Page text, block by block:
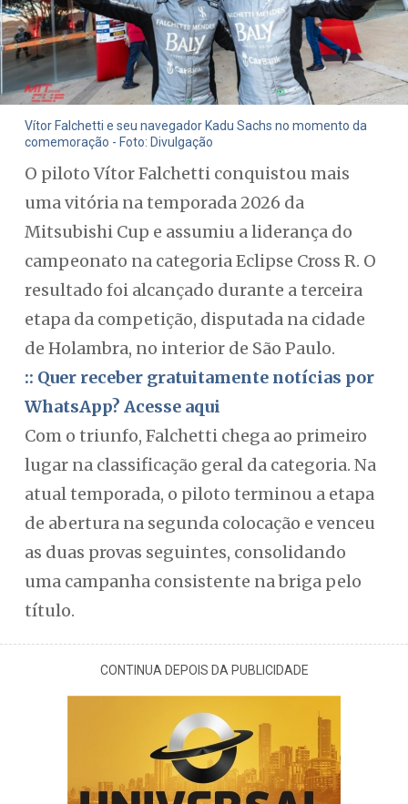
Vítor Falchetti e seu navegador Kadu Sachs no momento da
comemoração - Foto: Divulgação
O piloto Vítor Falchetti conquistou mais
uma vitória na temporada 2026 da
Mitsubishi Cup e assumiu a liderança do
campeonato na categoria Eclipse Cross R. O
resultado foi alcançado durante a terceira
etapa da competição, disputada na cidade
de Holambra, no interior de São Paulo.
:: Quer receber gratuitamente notícias por
WhatsApp? Acesse aqui
Com o triunfo, Falchetti chega ao primeiro
lugar na classificação geral da categoria. Na
atual temporada, o piloto terminou a etapa
de abertura na segunda colocação e venceu
as duas provas seguintes, consolidando
uma campanha consistente na briga pelo
título.
CONTINUA DEPOIS DA PUBLICIDADE